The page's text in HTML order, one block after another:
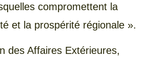
compromettent la
et la prospérité régionale ».
des Affaires Extérieures,